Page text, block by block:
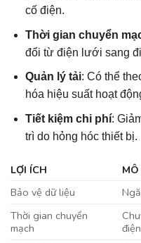
cố điện.
Thời gian chuyển
đổi từ điện lưới sang
Quản lý tải: Có thể
hóa hiệu suất hoạt
Tiết kiệm chi phí:
trì do hỏng hóc thiết bị.
LỢI ÍCH
Bảo vệ dữ liệu
Thời gian chuyển
mạch
điện